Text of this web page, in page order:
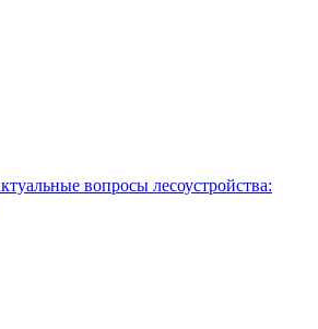
вопросы лесоустройства: